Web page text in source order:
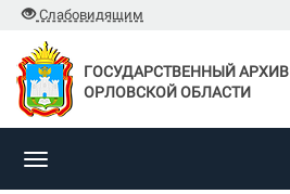
Слабовидящим
ГОСУДАРСТВЕННЫЙ АРХИВ
ОРЛОВСКОЙ ОБЛАСТИ
Toggle